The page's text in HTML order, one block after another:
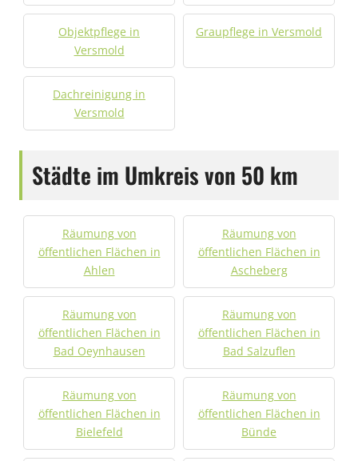
Objektpflege in
Versmold
Graupflege in Versmold
Dachreinigung in
Versmold
Städte im Umkreis von 50 km
Räumung von
öffentlichen Flächen in
Ahlen
Räumung von
öffentlichen Flächen in
Ascheberg
Räumung von
öffentlichen Flächen in
Bad Oeynhausen
Räumung von
öffentlichen Flächen in
Bad Salzuflen
Räumung von
öffentlichen Flächen in
Bielefeld
Räumung von
öffentlichen Flächen in
Bünde